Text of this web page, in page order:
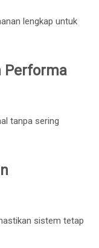
lengkap untuk
Performa
tanpa sering
sistem tetap